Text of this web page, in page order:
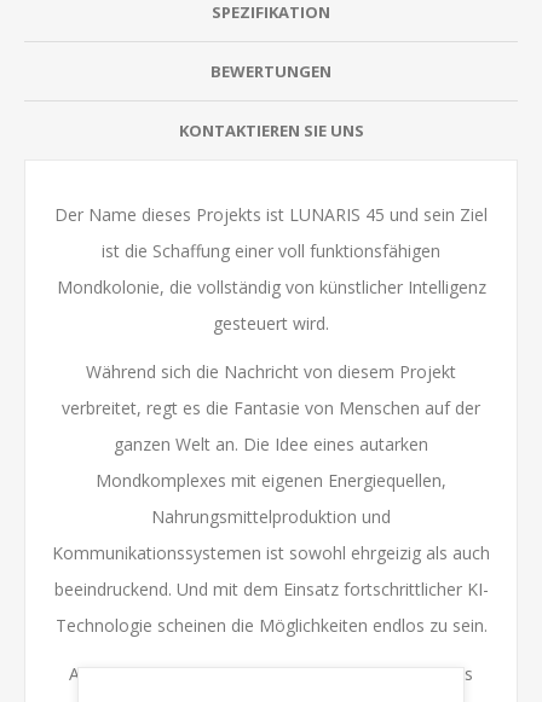
SPEZIFIKATION
BEWERTUNGEN
KONTAKTIEREN SIE UNS
Der Name dieses Projekts ist LUNARIS 45 und sein Ziel
ist die Schaffung einer voll funktionsfähigen
Mondkolonie, die vollständig von künstlicher Intelligenz
gesteuert wird.
Während sich die Nachricht von diesem Projekt
verbreitet, regt es die Fantasie von Menschen auf der
ganzen Welt an. Die Idee eines autarken
Mondkomplexes mit eigenen Energiequellen,
Nahrungsmittelproduktion und
Kommunikationssystemen ist sowohl ehrgeizig als auch
beeindruckend. Und mit dem Einsatz fortschrittlicher KI-
Technologie scheinen die Möglichkeiten endlos zu sein.
Aber wie bei jedem bahnbrechenden Projekt gibt es